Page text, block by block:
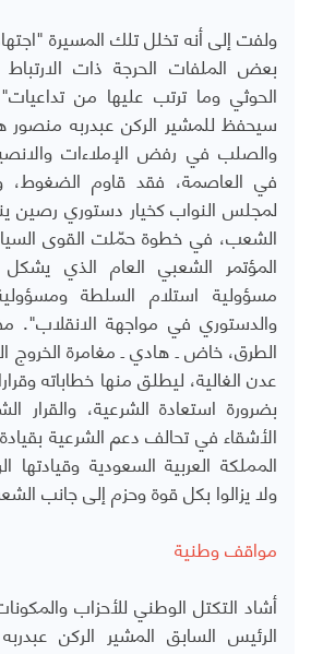
ولفت إلى أنه تخلل تلك المسيرة
بعض الملفات الحرجة ذات الارتباط
الحوثي وما ترتب عليها من
سيحفظ للمشير الركن عبدربه
والصلب في رفض الإملاءات
في العاصمة، فقد قاوم الضغوط،
لمجلس النواب كخيار دستوري رصين
الشعب، في خطوة حمّلت القوى
المؤتمر الشعبي العام الذي يشكل
مسؤولية استلام السلطة
والدستوري في مواجهة الانقلاب".
الطرق، خاض ـ هادي ـ مغامرة الخروج
عدن الغالية، ليطلق منها خطاباته
بضرورة استعادة الشرعية، والقرار
الأشقاء في تحالف دعم الشرعية
المملكة العربية السعودية وقيادتها
ولا يزالوا بكل قوة وحزم إلى جانب
مواقف وطنية
أشاد التكتل الوطني للأحزاب
الرئيس السابق المشير الركن